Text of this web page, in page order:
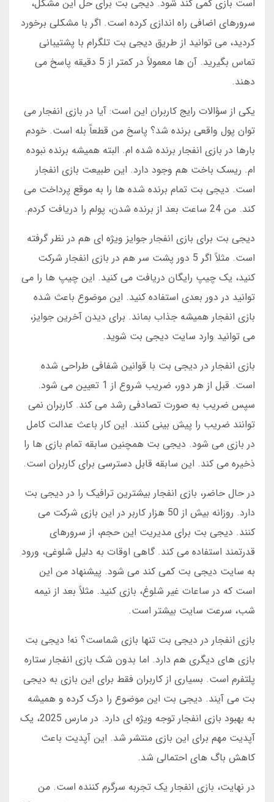
است بازی کمی کند شود. دیجی بت برای حل این مشکل،
سرورهای اضافی راه اندازی کرده است. اگر با مشکلی برخورد
کردید، می توانید از طریق دیجی بت تلگرام با پشتیبانی
تماس بگیرید. آن ها معمولاً در کمتر از 5 دقیقه پاسخ می
دهند.
یکی از سؤالات رایج کاربران این است: آیا در بازی انفجار می
توان پول واقعی برنده شد؟ پاسخ من قطعاً بله است. خودم
بارها در بازی انفجار برنده شده ام. البته همیشه برنده نبوده
ام. ریسک باخت هم وجود دارد. این طبیعت بازی انفجار
است. دیجی بت تمام برنده شده ها را به موقع پرداخت می
کند. من 24 ساعت بعد از برنده شدن، پولم را دریافت کردم.
دیجی بت برای بازی انفجار جوایز ویژه ای هم در نظر گرفته
است. مثلاً اگر 5 دور پشت سر هم در بازی انفجار شرکت
کنید، یک چیپ رایگان دریافت می کنید. این چیپ ها را می
توانید در دور بعدی استفاده کنید. این موضوع باعث شده
بازی انفجار همیشه جذاب بماند. برای دیدن آخرین جوایز،
می توانید وارد سایت دیجی بت شوید.
بازی انفجار در دیجی بت با قوانین شفافی طراحی شده
است. قبل از هر دور، ضریب شروع از 1 تعیین می شود.
سپس ضریب به صورت تصادفی رشد می کند. کاربران نمی
توانند ضریب را پیش بینی کنند. این کار باعث عدالت کامل
در بازی می شود. دیجی بت همچنین سابقه تمام بازی ها را
ذخیره می کند. این سابقه قابل دسترسی برای کاربران است.
در حال حاضر، بازی انفجار بیشترین ترافیک را در دیجی بت
دارد. روزانه بیش از 50 هزار کاربر در این بازی شرکت می
کنند. دیجی بت برای مدیریت این حجم، از سرورهای
قدرتمند استفاده می کند. گاهی اوقات به دلیل شلوغی، ورود
به سایت دیجی بت کمی کند می شود. پیشنهاد من این
است که در ساعات غیر شلوغ، بازی کنید. مثلاً بعد از نیمه
شب، سرعت سایت بیشتر است.
بازی انفجار در دیجی بت تنها بازی شماست؟ نه! دیجی بت
بازی های دیگری هم دارد. اما بدون شک بازی انفجار ستاره
پلتفرم است. بسیاری از کاربران فقط برای این بازی به دیجی
بت می آیند. دیجی بت این موضوع را درک کرده و همیشه
به بهبود بازی انفجار توجه ویژه ای دارد. در مارس 2025، یک
آپدیت مهم برای این بازی منتشر شد. این آپدیت باعث
کاهش باگ های احتمالی شد.
در نهایت، بازی انفجار یک تجربه سرگرم کننده است. من